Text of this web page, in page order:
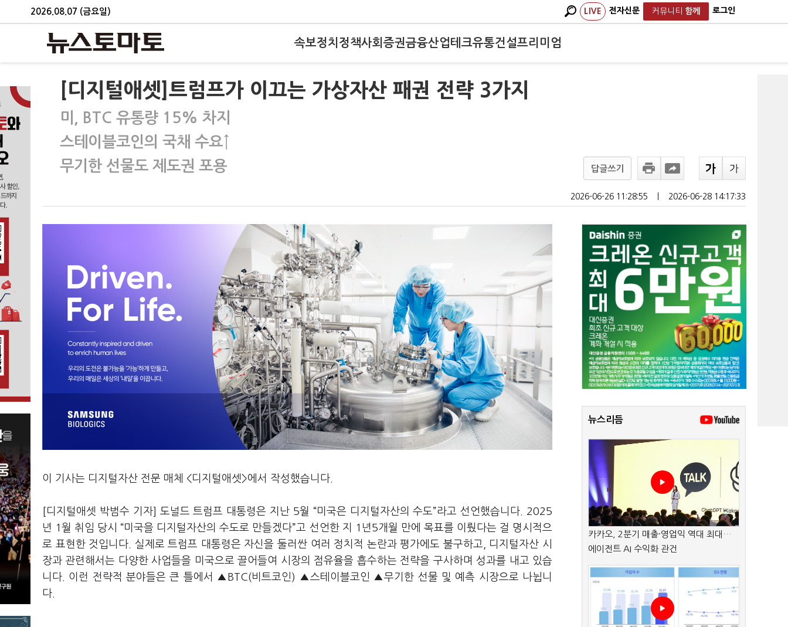
2026.08.07 (금요일) LIVE 전자신문 커뮤니티 함께 로그인
속보정치 정책사회 증권금융산업테크유통건설프리미엄
[디지털애셋]트럼프가 이끄는 가상자산 패권 전략 3가지
미, BTC 유통량 15% 차지
스테이블코인의 국채 수요↑
무기한 선물도 제도권 포용
답글쓰기
2026-06-26 11:28:55 2026-06-28 14:17:33
이 기사는 디지털자산 전문 매체 <디지털애셋>에서 작성했습니다.
[디지털애셋 박범수 기자] 도널드 트럼프 대통령은 지난 5월 “미국은 디지털자산의 수도”라고 선언했습니다. 2025
년 1월 취임 당시 “미국을 디지털자산의 수도로 만들겠다”고 선언한 지 1년5개월 만에 목표를 이뤘다는 걸 명시적으
로 표현한 것입니다. 실제로 트럼프 대통령은 자신을 둘러싼 여러 정치적 논란과 평가에도 불구하고, 디지털자산 시
장과 관련해서는 다양한 사업들을 미국으로 끌어들여 시장의 점유율을 흡수하는 전략을 구사하며 성과를 내고 있습
니다. 이런 전략적 분야들은 큰 틀에서 ▲BTC(비트코인) ▲스테이블코인 ▲무기한 선물 및 예측 시장으로 나뉩니
다.
뉴스리듬
카카오, 2분기 매출·영업익 역대 최대…
에이전트 AI 수익화 관건